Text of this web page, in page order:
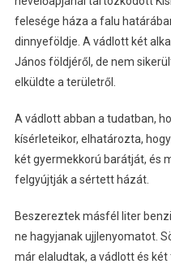
felesége háza a falu
dinnyeföldje. A vádlott két
János földjéről, de nem
elküldte a területről.
A vádlott abban a tudatban,
kísérleteikor, elhatározta,
két gyermekkorú barátját, és
felgyújtják a sértett házát.
Beszereztek másfél liter
ne hagyjanak ujjlenyomatot.
már elaludtak, a vádlott és